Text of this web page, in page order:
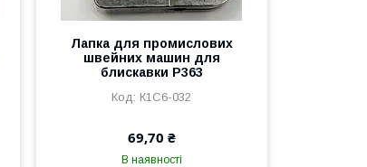
Лапка для промислових
швейних машин для
блискавки P363
К1С6-032
69,70 ₴
В наявності